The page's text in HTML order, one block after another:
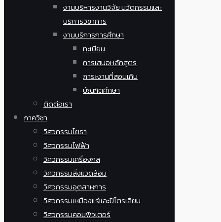
งานบริหารงานวิจัย นวัตกรรมและ
บริการวิชาการ
งานบริการการศึกษา
ทะเบียน
การเสนอหลักสูตร
ภาระงานที่สอนเกิน
บัณฑิตศึกษา
ติดต่อเรา
ภาควิชา
วิศวกรรมโยธา
วิศวกรรมไฟฟ้า
วิศวกรรมเครื่องกล
วิศวกรรมสิ่งแวดล้อม
วิศวกรรมอุตสาหการ
วิศวกรรมเหมืองแร่และปิโตรเลียม
วิศวกรรมคอมพิวเตอร์